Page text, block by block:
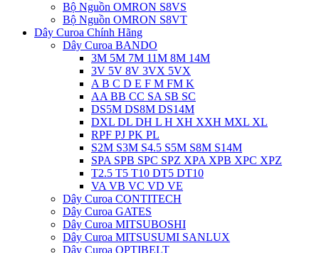
Bộ Nguồn OMRON S8VS
Bộ Nguồn OMRON S8VT
Dây Curoa Chính Hãng
Dây Curoa BANDO
3M 5M 7M 11M 8M 14M
3V 5V 8V 3VX 5VX
A B C D E F M FM K
AA BB CC SA SB SC
DS5M DS8M DS14M
DXL DL DH L H XH XXH MXL XL
RPF PJ PK PL
S2M S3M S4.5 S5M S8M S14M
SPA SPB SPC SPZ XPA XPB XPC XPZ
T2.5 T5 T10 DT5 DT10
VA VB VC VD VE
Dây Curoa CONTITECH
Dây Curoa GATES
Dây Curoa MITSUBOSHI
Dây Curoa MITSUSUMI SANLUX
Dây Curoa OPTIBELT